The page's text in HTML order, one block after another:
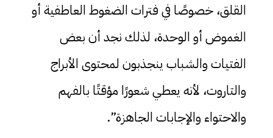
القلق، خصوصًا في فترات الضغوط العاطفية أو
الغموض أو الوحدة، لذلك نجد أن بعض
الفتيات والشباب ينجذبون لمحتوى الأبراج
والتاروت، لأنه يعطي شعورًا مؤقتًا بالفهم
والاحتواء والإجابات الجاهزة”.